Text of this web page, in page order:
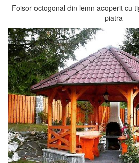
Foisor octogonal din lemn acoperit cu
piatra